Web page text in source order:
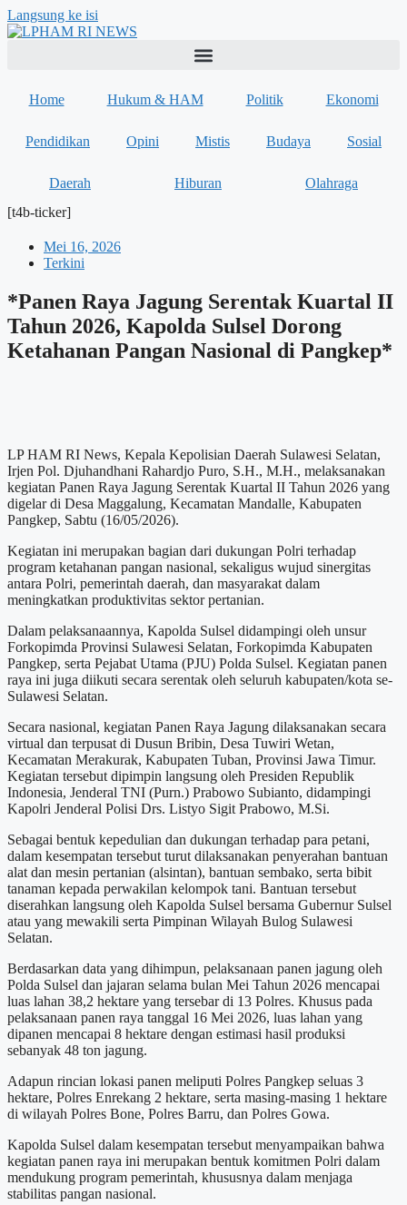
Langsung ke isi
Home Hukum & HAM Politik Ekonomi
Pendidikan Opini Mistis Budaya Sosial
Daerah Hiburan
Olahraga
[t4b-ticker]
Mei 16, 2026
Terkini
*Panen Raya Jagung Serentak Kuartal II
Tahun 2026, Kapolda Sulsel Dorong
Ketahanan Pangan Nasional di Pangkep*
LP HAM RI News, Kepala Kepolisian Daerah Sulawesi Selatan,
Irjen Pol. Djuhandhani Rahardjo Puro, S.H., M.H., melaksanakan
kegiatan Panen Raya Jagung Serentak Kuartal II Tahun 2026 yang
digelar di Desa Maggalung, Kecamatan Mandalle, Kabupaten
Pangkep, Sabtu (16/05/2026).
Kegiatan ini merupakan bagian dari dukungan Polri terhadap
program ketahanan pangan nasional, sekaligus wujud sinergitas
antara Polri, pemerintah daerah, dan masyarakat dalam
meningkatkan produktivitas sektor pertanian.
Dalam pelaksanaannya, Kapolda Sulsel didampingi oleh unsur
Forkopimda Provinsi Sulawesi Selatan, Forkopimda Kabupaten
Pangkep, serta Pejabat Utama (PJU) Polda Sulsel. Kegiatan panen
raya ini juga diikuti secara serentak oleh seluruh kabupaten/kota se-
Sulawesi Selatan.
Secara nasional, kegiatan Panen Raya Jagung dilaksanakan secara
virtual dan terpusat di Dusun Bribin, Desa Tuwiri Wetan,
Kecamatan Merakurak, Kabupaten Tuban, Provinsi Jawa Timur.
Kegiatan tersebut dipimpin langsung oleh Presiden Republik
Indonesia, Jenderal TNI (Purn.) Prabowo Subianto, didampingi
Kapolri Jenderal Polisi Drs. Listyo Sigit Prabowo, M.Si.
Sebagai bentuk kepedulian dan dukungan terhadap para petani,
dalam kesempatan tersebut turut dilaksanakan penyerahan bantuan
alat dan mesin pertanian (alsintan), bantuan sembako, serta bibit
tanaman kepada perwakilan kelompok tani. Bantuan tersebut
diserahkan langsung oleh Kapolda Sulsel bersama Gubernur Sulsel
atau yang mewakili serta Pimpinan Wilayah Bulog Sulawesi
Selatan.
Berdasarkan data yang dihimpun, pelaksanaan panen jagung oleh
Polda Sulsel dan jajaran selama bulan Mei Tahun 2026 mencapai
luas lahan 38,2 hektare yang tersebar di 13 Polres. Khusus pada
pelaksanaan panen raya tanggal 16 Mei 2026, luas lahan yang
dipanen mencapai 8 hektare dengan estimasi hasil produksi
sebanyak 48 ton jagung.
Adapun rincian lokasi panen meliputi Polres Pangkep seluas 3
hektare, Polres Enrekang 2 hektare, serta masing-masing 1 hektare
di wilayah Polres Bone, Polres Barru, dan Polres Gowa.
Kapolda Sulsel dalam kesempatan tersebut menyampaikan bahwa
kegiatan panen raya ini merupakan bentuk komitmen Polri dalam
mendukung program pemerintah, khususnya dalam menjaga
stabilitas pangan nasional.